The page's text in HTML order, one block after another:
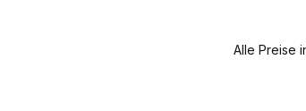
Alle Preise